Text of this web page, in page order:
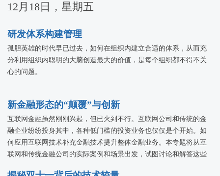
12月18日，星期五
研发体系构建管理
孤胆英雄的时代早已过去，如何在组织内建立合适的体系，从而充
分利用组织内聪明的大脑创造最大的价值，是每个组织都不得不关
心的问题。
新金融形态的“颠覆”与创新
互联网金融虽然刚刚兴起，但已火到不行。互联网公司和传统的金
融企业纷纷投身其中，各种低门槛的投资业务也仅仅是个开始。如
何应用互联网技术补充金融技术提升整体金融业务。本专题将从互
联网和传统金融公司的实际案例和场景出发，试图讨论和解答这些